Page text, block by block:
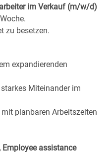
im Verkauf (m/w/d)
zu besetzen.
expandierenden
Miteinander im
mit planbaren Arbeitszeiten
Employee assistance